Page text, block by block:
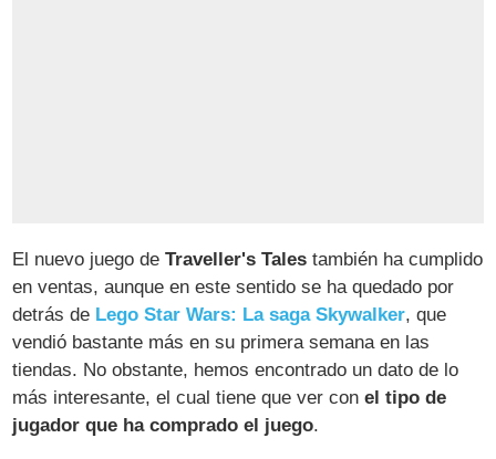
El nuevo juego deTraveller's Tales también ha cumplido
en ventas, aunque en este sentido se ha quedado por
detrás de Lego Star Wars: La saga Skywalker, que
vendió bastante más en su primera semana en las
tiendas. No obstante, hemos encontrado un dato de lo
más interesante, el cual tiene que ver conel tipo de
jugador que ha comprado el juego.